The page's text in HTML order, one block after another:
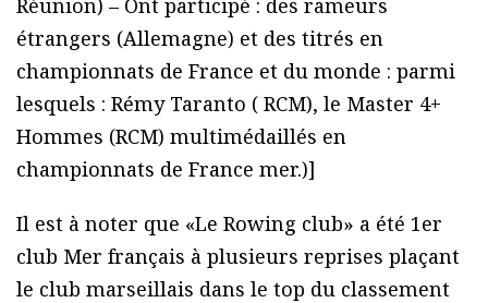
Réunion) – Ont participé : des rameurs
étrangers (Allemagne) et des titrés en
championnats de France et du monde : parmi
lesquels : Rémy Taranto ( RCM), le Master 4+
Hommes (RCM) multimédaillés en
championnats de France mer.)]
Il est à noter que «Le Rowing club» a été 1er
club Mer français à plusieurs reprises plaçant
le club marseillais dans le top du classement